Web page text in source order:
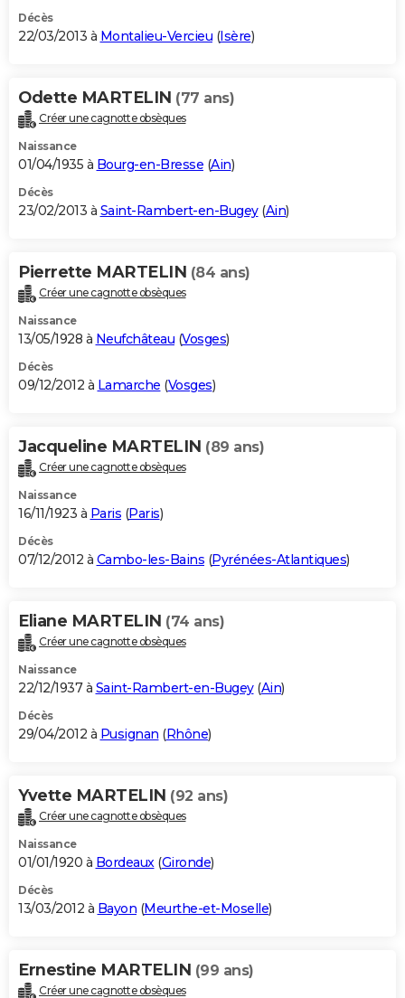
Décès
22/03/2013 à Montalieu-Vercieu (Isère)
Odette MARTELIN (77 ans)
Créer une cagnotte obsèques
Naissance
01/04/1935 à Bourg-en-Bresse (Ain)
Décès
23/02/2013 à Saint-Rambert-en-Bugey(Ain)
Pierrette MARTELIN (84 ans)
Créer une cagnotte obsèques
Naissance
13/05/1928 à Neufchâteau (Vosges)
Décès
09/12/2012 à Lamarche (Vosges)
Jacqueline MARTELIN (89 ans)
Créer une cagnotte obsèques
Naissance
16/11/1923 à Paris (Paris)
Décès
07/12/2012 à Cambo-les-Bains (Pyrénées-Atlantiques)
Eliane MARTELIN (74 ans)
Créer une cagnotte obsèques
Naissance
22/12/1937 à Saint-Rambert-en-Bugey(Ain)
Décès
29/04/2012 à Pusignan (Rhône)
Yvette MARTELIN (92 ans)
Créer une cagnotte obsèques
Naissance
01/01/1920 à Bordeaux(Gironde)
Décès
13/03/2012 à Bayon (Meurthe-et-Moselle)
Ernestine MARTELIN (99 ans)
Créer une cagnotte obsèques